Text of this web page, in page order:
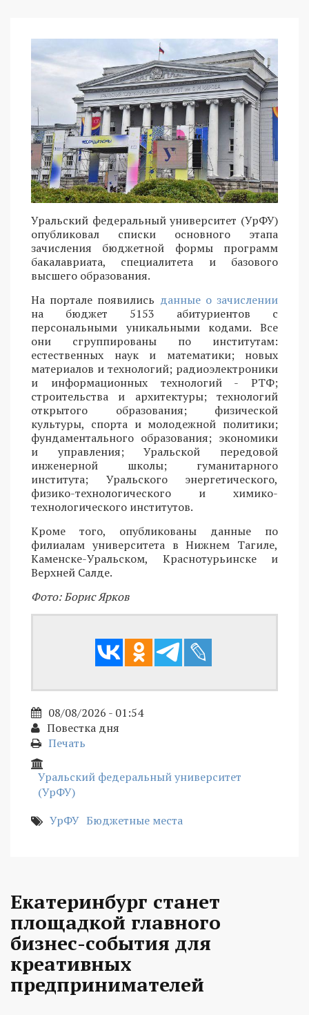
Уральский федеральный университет (УрФУ)
опубликовал списки основного этапа
зачисления бюджетной формы программ
бакалавриата, специалитета и базового
высшего образования.
На портале появились данные о зачислении
на бюджет 5153 абитуриентов с
персональными уникальными кодами. Все
они сгруппированы по институтам:
естественных наук и математики; новых
материалов и технологий; радиоэлектроники
и информационных технологий - РТФ;
строительства и архитектуры; технологий
открытого образования; физической
культуры, спорта и молодежной политики;
фундаментального образования; экономики
и управления; Уральской передовой
инженерной школы; гуманитарного
института; Уральского энергетического,
физико-технологического и химико-
технологического институтов.
Кроме того, опубликованы данные по
филиалам университета в Нижнем Тагиле,
Каменске-Уральском, Краснотурьинске и
Верхней Салде.
Фото: Борис Ярков
08/08/2026 - 01:54
Повестка дня
Печать
Уральский федеральный университет
(УрФУ)
УрФУ Бюджетные места
Екатеринбург станет
площадкой главного
бизнес-события для
креативных
предпринимателей